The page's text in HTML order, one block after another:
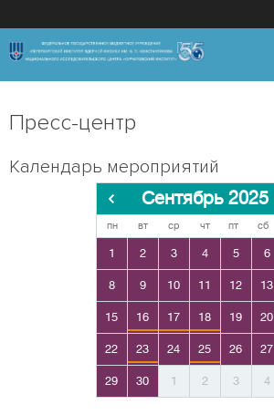
Пресс-центр
Календарь мероприятий
Сентябрь 2025
пн вт ср чт пт сб
1 2 3 4 5 6
8 9 10 11 12 13
15 16 17 18 19 20
22 23 24 25 26 27
29 30 1 2 3 4